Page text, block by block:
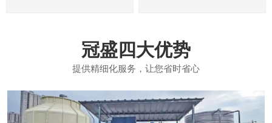
冠盛四大优势
提供精细化服务，让您省时省心